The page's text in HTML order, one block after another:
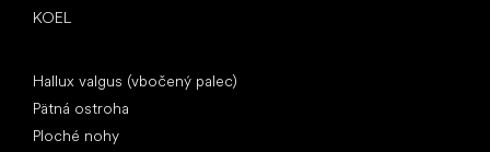
KOEL
Hallux valgus (vbočený palec)
Pätná ostroha
Ploché nohy